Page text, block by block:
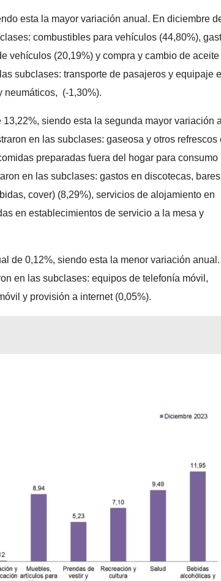
esta la mayor variación anual. En diciembre
combustibles para vehículos (44,80%),
vehículos (20,19%) y compra y cambio de aceite
subclases: transporte de pasajeros y equipaje
neumáticos, (-1,30%).
siendo esta la segunda mayor variación
en las subclases: gaseosa y otros refrescos
preparadas fuera del hogar para consumo
en las subclases: gastos en discotecas,
cover) (8,29%), servicios de alojamiento en
en establecimientos de servicio a la mesa y
de 0,12%, siendo esta la menor variación
en las subclases: equipos de telefonía móvil,
y provisión a internet (0,05%).